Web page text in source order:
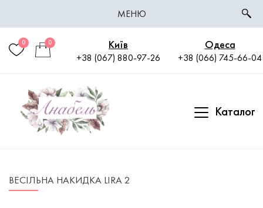
МЕНЮ
Київ
+38 (067) 880-97-26
Одеса
+38 (066) 745-66-04
0 0
Каталог
ВЕСІЛЬНА НАКИДКА LIRA 2